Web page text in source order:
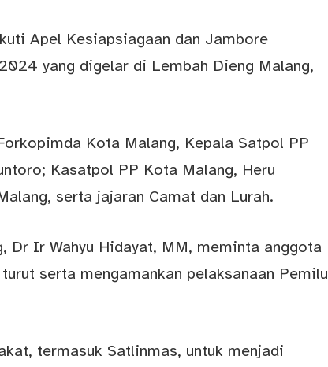
Apel Kesiapsiagaan dan Jambore
yang digelar di Lembah Dieng Malang,
Kota Malang, Kepala Satpol PP
Kasatpol PP Kota Malang, Heru
serta jajaran Camat dan Lurah.
Dr Ir Wahyu Hidayat, MM, meminta anggota
serta mengamankan pelaksanaan Pemilu
termasuk Satlinmas, untuk menjadi